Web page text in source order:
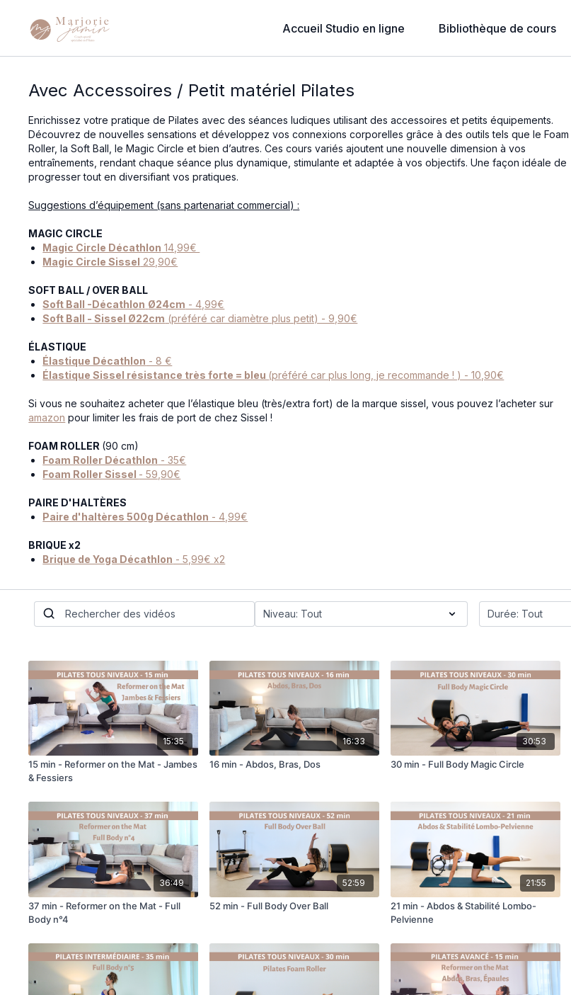
Accueil Studio en ligne Bibliothèque de cours
Avec Accessoires / Petit matériel Pilates
Enrichissez votre pratique de Pilates avec des séances ludiques utilisant des accessoires et petits équipements.
Découvrez de nouvelles sensations et développez vos connexions corporelles grâce à des outils tels que le Foam
Roller, la Soft Ball, le Magic Circle et bien d’autres. Ces cours variés ajoutent une nouvelle dimension à vos
entraînements, rendant chaque séance plus dynamique, stimulante et adaptée à vos objectifs. Une façon idéale de
progresser tout en diversifiant vos pratiques.
Suggestions d’équipement (sans partenariat commercial) :
MAGIC CIRCLE
Magic Circle Décathlon 14,99€
Magic Circle Sissel 29,90€
SOFT BALL / OVER BALL
Soft Ball -Décathlon Ø24cm - 4,99€
Soft Ball - Sissel Ø22cm (préféré car diamètre plus petit) - 9,90€
ÉLASTIQUE
Élastique Décathlon - 8 €
Élastique Sissel résistance très forte = bleu (préféré car plus long, je recommande ! ) - 10,90€
Si vous ne souhaitez acheter que l’élastique bleu (très/extra fort) de la marque sissel, vous pouvez l’acheter sur
amazon pour limiter les frais de port de chez Sissel !
FOAM ROLLER (90 cm)
Foam Roller Décathlon - 35€
Foam Roller Sissel - 59,90€
PAIRE D'HALTÈRES
Paire d'haltères 500g Décathlon - 4,99€
BRIQUE x2
Brique de Yoga Décathlon - 5,99€ x2
15:35
15 min - Reformer on the Mat - Jambes
& Fessiers
16:33
16 min - Abdos, Bras, Dos
30:53
30 min - Full Body Magic Circle
36:49
37 min - Reformer on the Mat - Full
Body n°4
52:59
52 min - Full Body Over Ball
21:55
21 min - Abdos & Stabilité Lombo-
Pelvienne